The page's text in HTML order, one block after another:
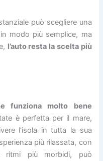
può scegliere una
modo più semplice, ma
l’auto resta la scelta più
funziona molto bene
è perfetta per il mare,
l’isola in tutta la sua
più rilassata, con
ritmi più morbidi, può